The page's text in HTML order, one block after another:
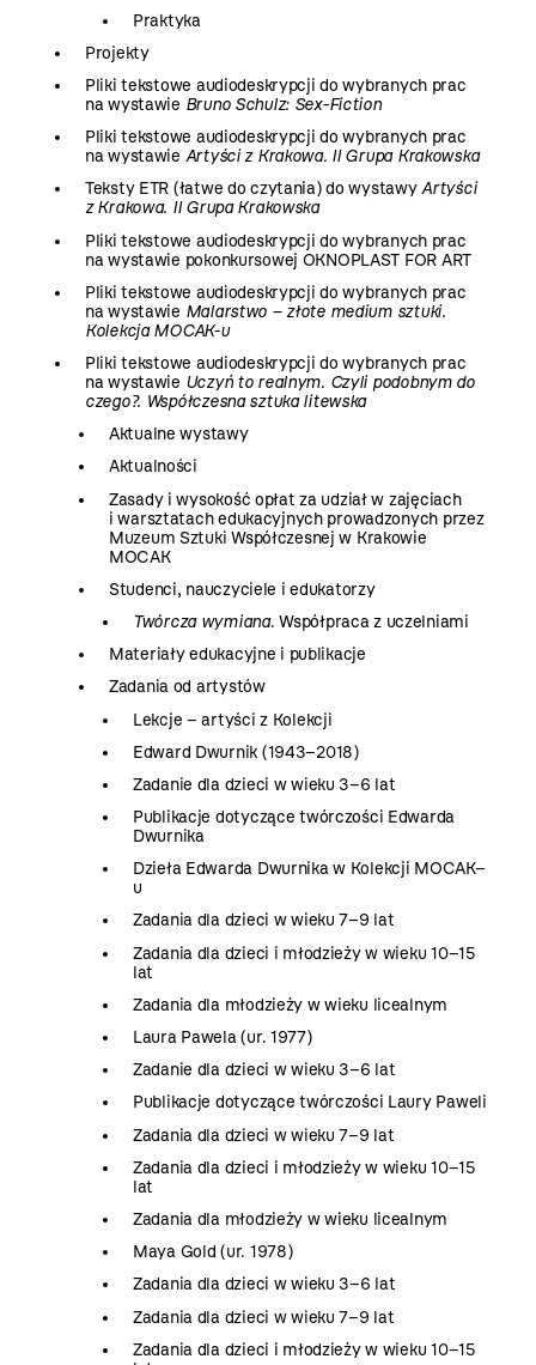
Praktyka
Projekty
Pliki tekstowe audiodeskrypcji do wybranych prac
na wystawie Bruno Schulz: Sex-Fiction
Pliki tekstowe audiodeskrypcji do wybranych prac
na wystawie Artyści z Krakowa. II Grupa Krakowska
Teksty ETR (łatwe do czytania) do wystawyArtyści
z Krakowa. II Grupa Krakowska
Pliki tekstowe audiodeskrypcji do wybranych prac
na wystawie pokonkursowej OKNOPLAST FOR ART
Pliki tekstowe audiodeskrypcji do wybranych prac
na wystawie Malarstwo – złote medium sztuki.
Kolekcja MOCAK-u
Pliki tekstowe audiodeskrypcji do wybranych prac
na wystawie Uczyń to realnym. Czyli podobnym do
czego?. Współczesna sztuka litewska
Aktualne wystawy
Aktualności
Zasady i wysokość opłat za udział w zajęciach
i warsztatach edukacyjnych prowadzonych przez
Muzeum Sztuki Współczesnej w Krakowie
MOCAK
Studenci, nauczyciele i edukatorzy
Twórcza wymiana. Współpraca z uczelniami
Materiały edukacyjne i publikacje
Zadania od artystów
Lekcje – artyści z Kolekcji
Edward Dwurnik (1943–2018)
Zadanie dla dzieci w wieku 3–6 lat
Publikacje dotyczące twórczości Edwarda
Dwurnika
Dzieła Edwarda Dwurnika w Kolekcji MOCAK–
u
Zadania dla dzieci w wieku 7–9 lat
Zadania dla dzieci i młodzieży w wieku 10–15
lat
Zadania dla młodzieży w wieku licealnym
Laura Pawela (ur. 1977)
Zadanie dla dzieci w wieku 3–6 lat
Publikacje dotyczące twórczości Laury Paweli
Zadania dla dzieci w wieku 7–9 lat
Zadania dla dzieci i młodzieży w wieku 10–15
lat
Zadania dla młodzieży w wieku licealnym
Maya Gold (ur. 1978)
Zadania dla dzieci w wieku 3–6 lat
Zadania dla dzieci w wieku 7–9 lat
Zadania dla dzieci i młodzieży w wieku 10–15